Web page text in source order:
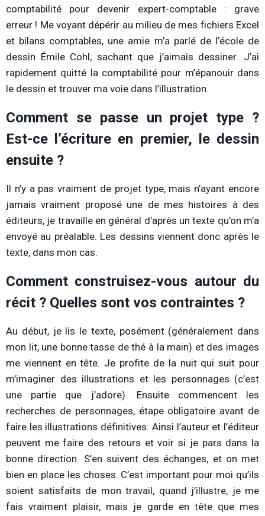
comptabilité pour devenir expert-comptable : grave
erreur ! Me voyant dépérir au milieu de mes fichiers Excel
et bilans comptables, une amie m’a parlé de l’école de
dessin Émile Cohl, sachant que j’aimais dessiner. J’ai
rapidement quitté la comptabilité pour m’épanouir dans
le dessin et trouver ma voie dans l’illustration.
Comment se passe un projet type ?
Est-ce l’écriture en premier, le dessin
ensuite ?
Il n’y a pas vraiment de projet type, mais n’ayant encore
jamais vraiment proposé une de mes histoires à des
éditeurs, je travaille en général d’après un texte qu’on m’a
envoyé au préalable. Les dessins viennent donc après le
texte, dans mon cas.
Comment construisez-vous autour du
récit ? Quelles sont vos contraintes ?
Au début, je lis le texte, posément (généralement dans
mon lit, une bonne tasse de thé à la main) et des images
me viennent en tête. Je profite de la nuit qui suit pour
m’imaginer des illustrations et les personnages (c’est
une partie que j’adore). Ensuite commencent les
recherches de personnages, étape obligatoire avant de
faire les illustrations définitives. Ainsi l’auteur et l’éditeur
peuvent me faire des retours et voir si je pars dans la
bonne direction. S’en suivent des échanges, et on met
bien en place les choses. C’est important pour moi qu’ils
soient satisfaits de mon travail, quand j’illustre, je me
fais vraiment plaisir, mais je garde en tête que mes